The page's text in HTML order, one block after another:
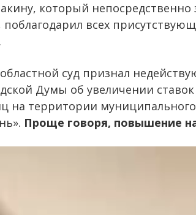
который непосредственно
всех
суд признал
Думы об увеличении
на территории
Проще говоря, повышение